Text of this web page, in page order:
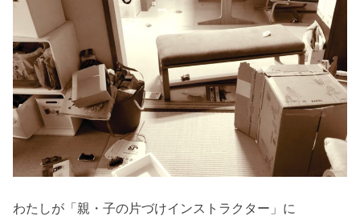
わたしが「親・子の片づけインストラクター」に